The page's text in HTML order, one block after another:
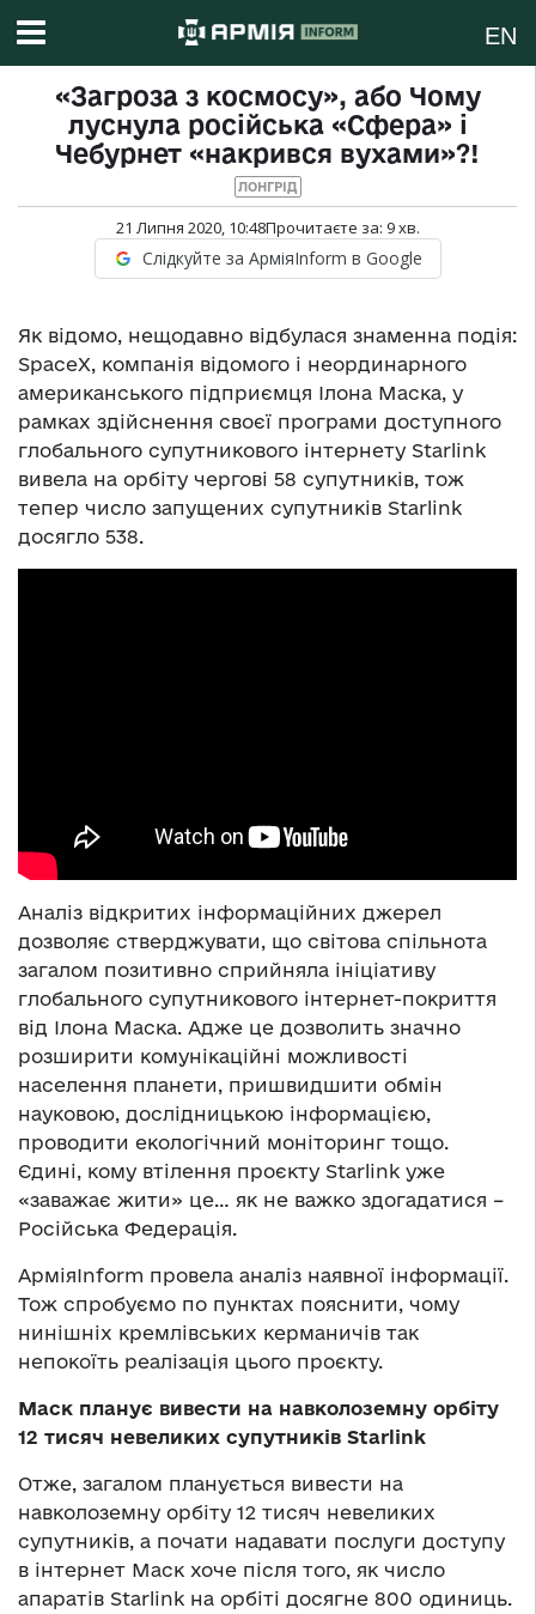
EN
«Загроза з космосу», або Чому
луснула російська «Сфера» і
Чебурнет «накрився вухами»?!
ЛОНГРІД
21 Липня 2020, 10:48Прочитаєте за: 9хв.
Слідкуйте за АрміяInform в Google
Як відомо, нещодавно відбулася знаменна подія:
SpaceX, компанія відомого і неординарного
американського підприємця Ілона Маска, у
рамках здійснення своєї програми доступного
глобального супутникового інтернету Starlink
вивела на орбіту чергові 58 супутників, тож
тепер число запущених супутників Starlink
досягло 538.
Аналіз відкритих інформаційних джерел
дозволяє стверджувати, що світова спільнота
загалом позитивно сприйняла ініціативу
глобального супутникового інтернет-покриття
від Ілона Маска. Адже це дозволить значно
розширити комунікаційні можливості
населення планети, пришвидшити обмін
науковою, дослідницькою інформацією,
проводити екологічний моніторинг тощо.
Єдині, кому втілення проєкту Starlink уже
«заважає жити» це… як не важко здогадатися –
Російська Федерація.
АрміяInform провела аналіз наявної інформації.
Тож спробуємо по пунктах пояснити, чому
нинішніх кремлівських керманичів так
непокоїть реалізація цього проєкту.
Маск планує вивести на навколоземну орбіту
12 тисяч невеликих супутників Starlink
Отже, загалом планується вивести на
навколоземну орбіту 12 тисяч невеликих
супутників, а почати надавати послуги доступу
в інтернет Маск хоче після того, як число
апаратів Starlink на орбіті досягне 800 одиниць.